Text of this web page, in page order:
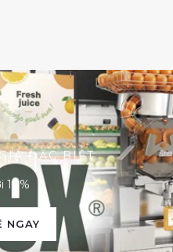
ĐẶC BIỆT
10%
NGAY